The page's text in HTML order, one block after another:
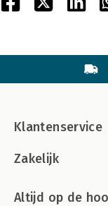
Klantenservice
Zakelijk
Altijd op de